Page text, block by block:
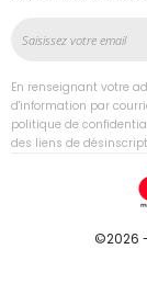
notre
lettre
d’information
:
En renseignant votre
d'information par
politique de
des liens de
©2026